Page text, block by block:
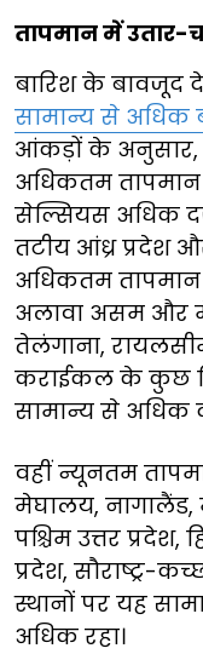
तापमान में उतार-
बारिश के बावजूद
सामान्य से अधिक
आंकड़ों के अनुसार,
अधिकतम तापमान
सेल्सियस अधिक
तटीय आंध्र प्रदेश
अधिकतम
अलावा असम और
तेलंगाना,
कराईकल के कुछ
सामान्य से अधिक
वहीं न्यूनतम
मेघालय, नागालैंड,
पश्चिम उत्तर प्रदेश,
प्रदेश, सौराष्ट्र-
स्थानों पर यह
अधिक रहा।